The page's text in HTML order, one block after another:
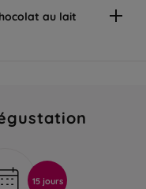
au lait
15 jours